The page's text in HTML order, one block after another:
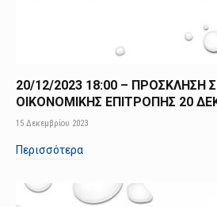
20/12/2023 18:00 – ΠΡΟΣΚΛΗΣΗ
ΟΙΚΟΝΟΜΙΚΗΣ ΕΠΙΤΡΟΠΗΣ 20
15 Δεκεμβρίου 2023
Περισσότερα